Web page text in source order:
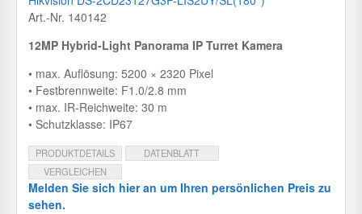
Art.-Nr. 140142
12MP Hybrid-Light Panorama IP Turret Kamera
• max. Auflösung: 5200 × 2320 Pixel
• Festbrennweite: F1.0/2.8 mm
• max. IR-Reichweite: 30 m
• Schutzklasse: IP67
PRODUKTDETAILS
DATENBLATT
VERGLEICHEN
Melden Sie sich hier an um Ihren persönlichen Preis zu
sehen.